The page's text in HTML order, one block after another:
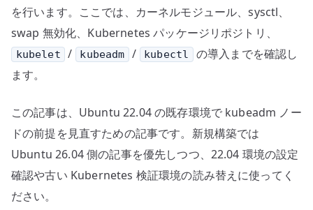
提
確
認
す
へ
の
を行います。ここでは、カーネルモジュール、sysctl、
swap 無効化、Kubernetes パッケージリポジトリ、
kubelet / kubeadm / kubectl
の導入までを確認し
ます。
この記事は、Ubuntu 22.04 の既存環境で kubeadm ノー
ドの前提を見直すための記事です。新規構築では
Ubuntu 26.04 側の記事を優先しつつ、22.04 環境の設定
確認や古い Kubernetes 検証環境の読み替えに使ってく
ださい。